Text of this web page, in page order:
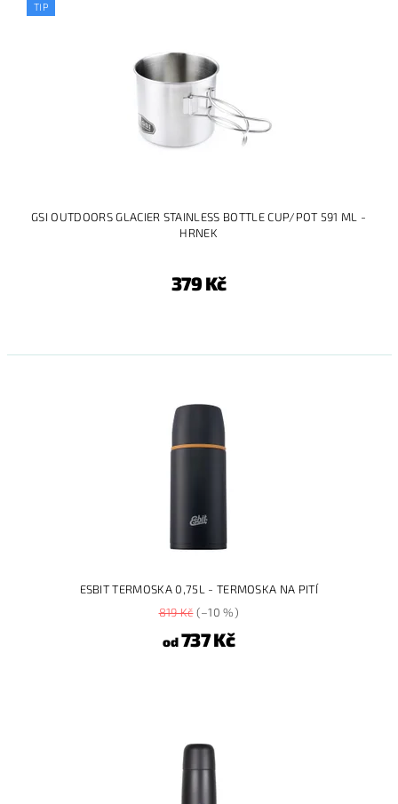
TIP
GSI OUTDOORS GLACIER STAINLESS BOTTLE CUP/POT 591 ML -
HRNEK
379 Kč
ESBIT TERMOSKA 0,75L - TERMOSKA NA PITÍ
819 Kč(–10 %)
od737 Kč